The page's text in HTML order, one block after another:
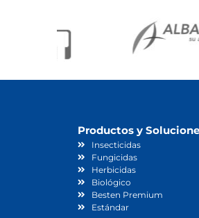
Productos y
Insecticidas
Fungicidas
Herbicidas
Biológico
Besten Premium
Estándar